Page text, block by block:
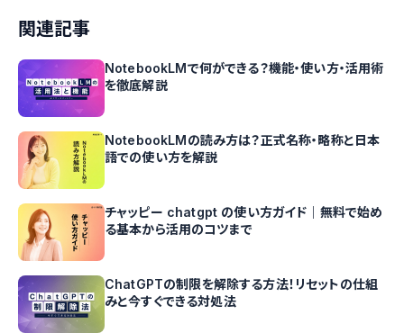
関連記事
NotebookLMで何ができる？機能・使い方・活用術
を徹底解説
NotebookLMの読み方は？正式名称・略称と日本
語での使い方を解説
チャッピー chatgpt の使い方ガイド｜無料で始め
る基本から活用のコツまで
ChatGPTの制限を解除する方法！リセットの仕組
みと今すぐできる対処法